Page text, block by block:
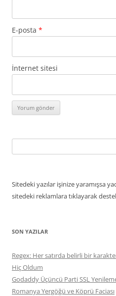
E-posta *
İnternet sitesi
Sitedeki yazılar işinize yaramışsa
sitedeki reklamlara tıklayarak
SON YAZILAR
Regex: Her satırda belirli bir
Hiç Oldum
Godaddy Üçüncü Parti SSL
Romanya Yergöğü ve Köprü Faciası